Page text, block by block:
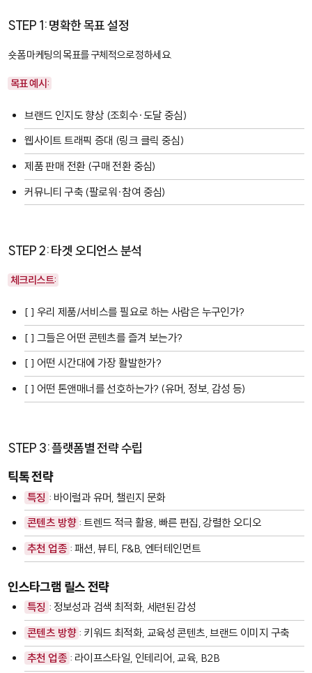
STEP 1: 명확한 목표 설정
숏폼 마케팅의 목표를 구체적으로 정하세요.
목표 예시:
브랜드 인지도 향상 (조회수·도달 중심)
웹사이트 트래픽 증대 (링크 클릭 중심)
제품 판매 전환 (구매 전환 중심)
커뮤니티 구축 (팔로워·참여 중심)
STEP 2: 타겟 오디언스 분석
체크리스트:
[ ] 우리 제품/서비스를 필요로 하는 사람은 누구인가?
[ ] 그들은 어떤 콘텐츠를 즐겨 보는가?
[ ] 어떤 시간대에 가장 활발한가?
[ ] 어떤 톤앤매너를 선호하는가? (유머, 정보, 감성 등)
STEP 3: 플랫폼별 전략 수립
틱톡 전략
특징 : 바이럴과 유머, 챌린지 문화
콘텐츠 방향 : 트렌드 적극 활용, 빠른 편집, 강렬한 오디오
추천 업종 : 패션, 뷰티, F&B, 엔터테인먼트
인스타그램 릴스 전략
특징 : 정보성과 검색 최적화, 세련된 감성
콘텐츠 방향 : 키워드 최적화, 교육성 콘텐츠, 브랜드 이미지 구축
추천 업종 : 라이프스타일, 인테리어, 교육, B2B